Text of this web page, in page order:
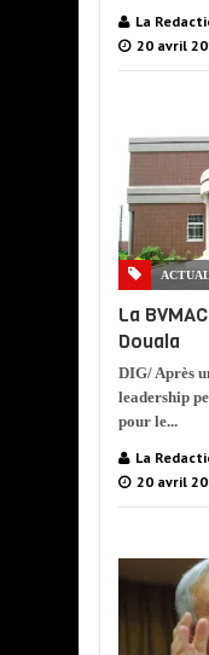
La
20 avril
La
Douala
DIG/ Après
leadership
pour le...
La
20 avril